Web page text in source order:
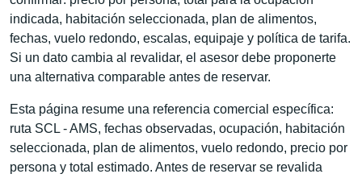
indicada, habitación seleccionada, plan de alimentos,
fechas, vuelo redondo, escalas, equipaje y política de tarifa.
Si un dato cambia al revalidar, el asesor debe proponerte
una alternativa comparable antes de reservar.
Esta página resume una referencia comercial específica:
ruta SCL - AMS, fechas observadas, ocupación, habitación
seleccionada, plan de alimentos, vuelo redondo, precio por
persona y total estimado. Antes de reservar se revalida